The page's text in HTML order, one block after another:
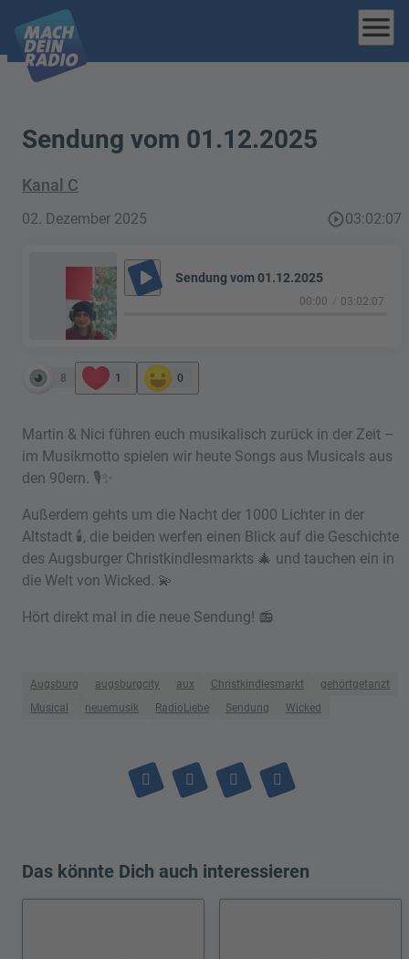
menu
Sendung vom 01.12.2025
Kanal C
02. Dezember 2025 play_circle_outline03:02:07
play_arrow Sendung vom 01.12.2025
00:00 03:02:07
8 1 0
Martin & Nici führen euch musikalisch zurück in der Zeit –
im Musikmotto spielen wir heute Songs aus Musicals aus
den 90ern. 🎙️✨
Außerdem gehts um die Nacht der 1000 Lichter in der
Altstadt 🕯️, die beiden werfen einen Blick auf die Geschichte
des Augsburger Christkindlesmarkts 🎄 und tauchen ein in
die Welt von Wicked. 💫
Hört direkt mal in die neue Sendung! 📻
Augsburg augsburgcity aux Christkindlesmarkt
gehörtgetanzt
Musical
neuemusik RadioLiebe Sendung Wicked
Das könnte Dich auch interessieren